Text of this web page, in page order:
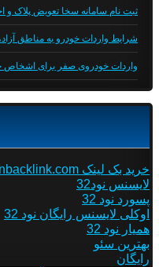
ثبت نام سامانه سخا تعویض پلاک و
شرایط واردات خودرو به مناطق
واردات خودروی صفر برای اشخاص
خرید بک لینک behtarinbacklink.com
لایسنس نود32
پسورد نود 32
اوکلی لایسنس رایگان نود 32
همیار نود 32
بهترین سئو
رایگان